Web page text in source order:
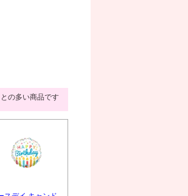
の多い商品です